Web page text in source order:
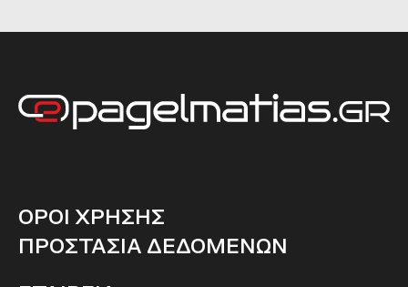
ΟΡΟΙ ΧΡΗΣΗΣ
ΠΡΟΣΤΑΣΙΑ ΔΕΔΟΜΕΝΩΝ